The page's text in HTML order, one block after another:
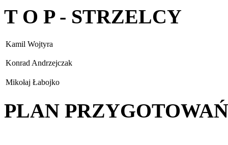
T O P - STRZELCY
Kamil Wojtyra
Konrad Andrzejczak
Mikołaj Łabojko
PLAN PRZYGOTOWAŃ